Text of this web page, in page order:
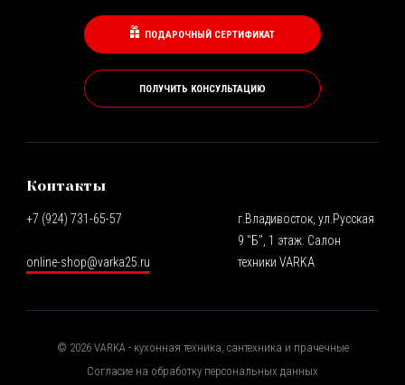
ПОДАРОЧНЫЙ СЕРТИФИКАТ
ПОЛУЧИТЬ КОНСУЛЬТАЦИЮ
Контакты
+7 (924) 731-65-57
online-shop@varka25.ru
г.Владивосток, ул.Русская
9 "Б", 1 этаж. Салон
техники VARKA
© 2026VARKA - кухонная техника, сантехника и прачечные
Согласие на обработку персональных данных